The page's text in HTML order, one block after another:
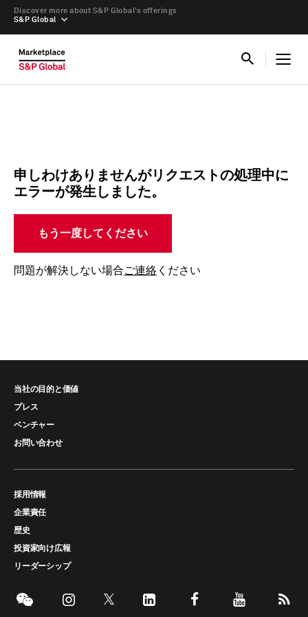
S&P Global
Discover more about S&P Global’s offerings
申しわけありませんがリクエストの処理中に
エラーが発生しました。
もう一度してください
問題が解決しない場合ご連絡 ください
当社の目的と価値
プレス
ベンチャー
お問い合わせ
採用情報
企業責任
歴史
投資家向け広報
リーダーシップ